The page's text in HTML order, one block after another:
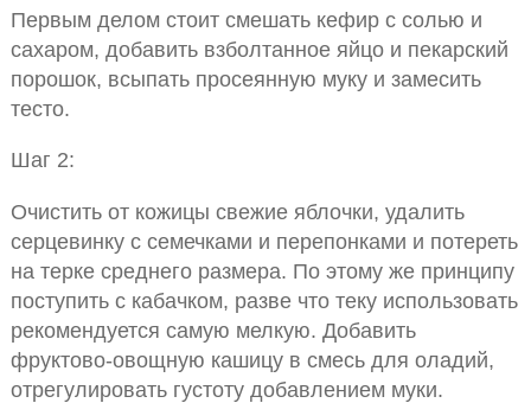
Первым делом стоит смешать кефир с солью и
сахаром, добавить взболтанное яйцо и пекарский
порошок, всыпать просеянную муку и замесить
тесто.
Шаг 2:
Очистить от кожицы свежие яблочки, удалить
серцевинку с семечками и перепонками и потереть
на терке среднего размера. По этому же принципу
поступить с кабачком, разве что теку использовать
рекомендуется самую мелкую. Добавить
фруктово-овощную кашицу в смесь для оладий,
отрегулировать густоту добавлением муки.